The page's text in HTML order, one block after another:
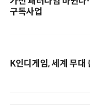
구독사업
K인디게임, 세계 무대